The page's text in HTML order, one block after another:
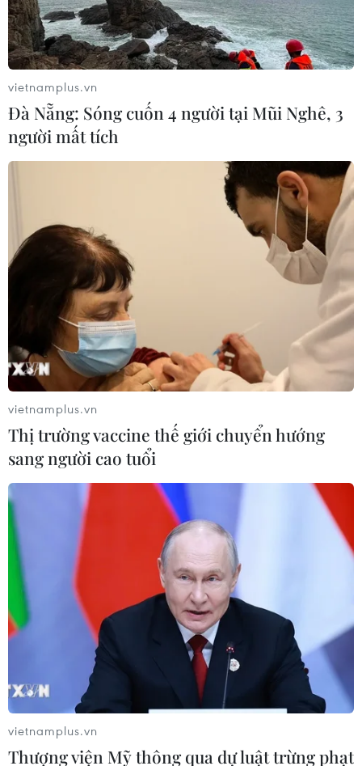
Hãng ôtô Porsche mở nhà máy đầu tiên
ngoài châu Âu tại Malaysia
03/09/2021 12:44
Theo thông báo của Porsche và giới chức Malaysia, nhà
máy trên sẽ được đặt tại bang miền Bắc Kedah, đảm
nhiệm khâu lắp ráp cuối cùng các mẫu xe dành riêng
Volkswagen đầu tư 2 tỷ euro xây dựng nhà
máy sản xuất ôtô điện
06/03/2022 00:18
Khoản đầu tư 2 tỷ euro được công bố đúng thời điểm
Tesla chính thức nhận được thủ tục chấp nhận cuối cùng
của Đức, cho phép vận hành siêu nhà máy sản xuất ôtô
điện Gigafactory ở bang Brandenburg.
vietnamplus.vn
Đà Nẵng: Sóng cuốn 4 người tại Mũi Nghê, 3
người mất tích
vietnamplus.vn
Thị trường vaccine thế giới chuyển hướng
sang người cao tuổi
vietnamplus.vn
Thượng viện Mỹ thông qua dự luật trừng phạt